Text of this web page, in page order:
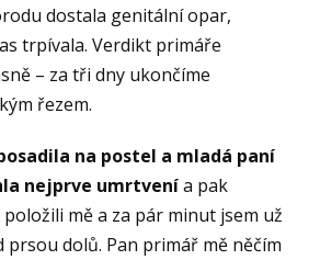
dostala genitální opar,
trpívala. Verdikt primáře
– za tři dny ukončíme
řezem.
na postel a mladá paní
nejprve umrtvenía pak
mě a za pár minut jsem už
prsou dolů. Pan primář mě něčím